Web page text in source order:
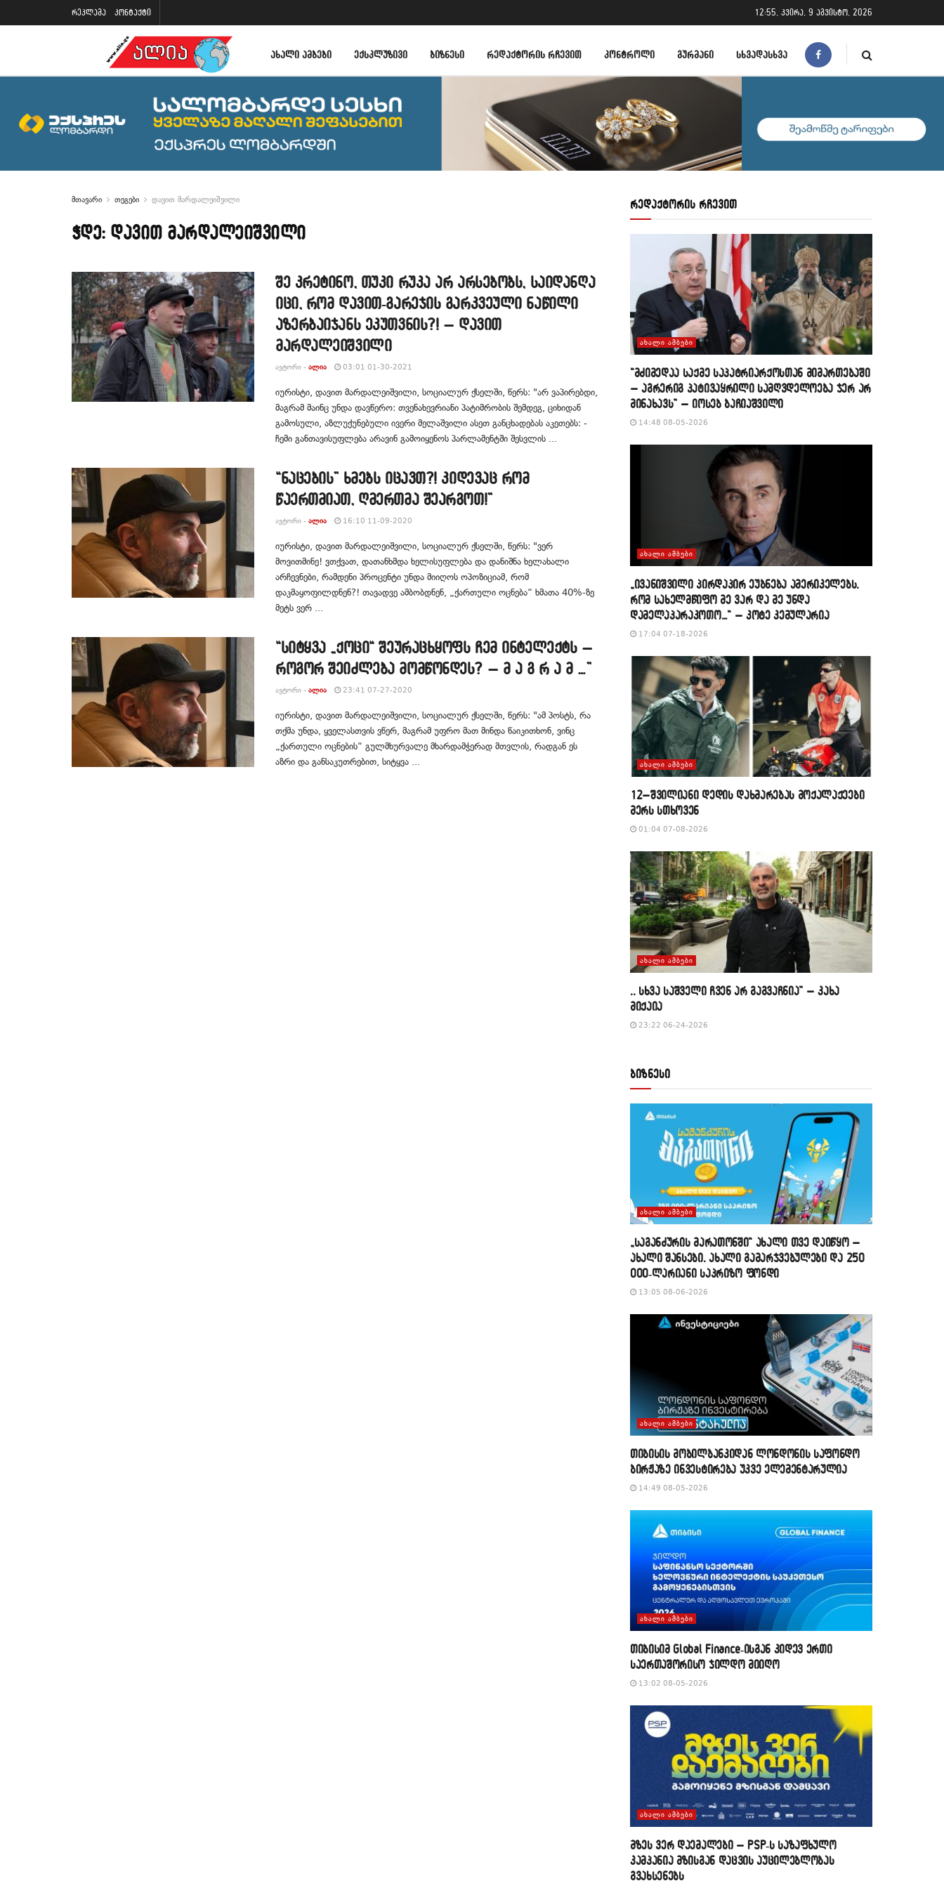
რეკლამა კონტაქტი 12:55, კვირა, 9 აგვისტო, 2026
ᲐᲮᲐᲚᲘ ᲐᲛᲑᲔᲑᲘ ᲔᲥᲡᲙᲚᲣᲖᲘᲕᲘ ᲑᲘᲖᲜᲔᲡᲘ ᲠᲔᲓᲐᲥᲢᲝᲠᲘᲡ ᲠᲩᲔᲕᲘᲗ ᲙᲝᲜᲢᲠᲝᲚᲘ ᲒᲣᲠᲛᲐᲜᲘ ᲡᲮᲕᲐᲓᲐᲡᲮᲕᲐ
მთავარი თეგები დავით მარდალეიშვილი
ჭდე: დავით მარდალეიშვილი
შე კრეტინო, თუკი რუკა არ არსებობს, საიდანღა
იცი, რომ დავით-გარეჯის გარკვეული ნაწილი
აზერბაიჯანს ეკუთვნის?! – დავით
მარდალეიშვილი
ᲐᲕᲢᲝᲠᲘ - ᲐᲚᲘᲐ 03:01 01-30-2021
იურისტი, დავით მარდალეიშვილი, სოციალურ ქსელში, წერს: "არ ვაპირებდი,
მაგრამ მაინც უნდა დავწერო: თვენახევრიანი პატიმრობის შემდეგ, ციხიდან
გამოსული, აზლუქუნებული ივერი მელაშვილი ასეთ განცხადებას აკეთებს: -
ჩემი განთავისუფლება არავინ გამოიყენოს პარლამენტში შესვლის ...
“ნაცების” ხმებს იცავთ?! კიდევაც რომ
წაერთმიათ, ღმერთმა შეარგოთ!”
ᲐᲕᲢᲝᲠᲘ - ᲐᲚᲘᲐ 16:10 11-09-2020
იურისტი, დავით მარდალეიშვილი, სოციალურ ქსელში, წერს: "ვერ
მოვითმინე! ვთქვათ, დათანხმდა ხელისუფლება და დანიშნა ხელახალი
არჩევნები, რამდენი პროცენტი უნდა მიიღოს ოპოზიციამ, რომ
დაკმაყოფილდნენ?! თავადვე ამბობდნენ, „ქართული ოცნება“ ხმათა 40%-ზე
მეტს ვერ ...
“სიტყვა „ქოცი“ შეურაცხყოფს ჩემ ინტელექტს –
როგორ შეიძლება მომწონდეს? – მ ა გ რ ა მ …”
ᲐᲕᲢᲝᲠᲘ - ᲐᲚᲘᲐ 23:41 07-27-2020
იურისტი, დავით მარდალეიშვილი, სოციალურ ქსელში, წერს: "ამ პოსტს, რა
თქმა უნდა, ყველასთვის ვწერ, მაგრამ უფრო მათ მინდა წაიკითხონ, ვინც
„ქართული ოცნების“ გულმხურვალე მხარდამჭერად მთვლის, რადგან ეს
აზრი და განსაკუთრებით, სიტყვა ...
რედაქტორის რჩევით
ᲐᲮᲐᲚᲘ ᲐᲛᲑᲔᲑᲘ
“მძიმედაა საქმე საპატრიარქოსთან მიმართებაში
– აგრერიგ პატივაყრილი სამღვდელოება ჯერ არ
მინახავს” – იოსებ ბაჩიაშვილი
14:48 08-05-2026
ᲐᲮᲐᲚᲘ ᲐᲛᲑᲔᲑᲘ
„ივანიშვილი პირდაპირ ეუბნება ამერიკელებს,
რომ სახელმწიფო მე ვარ და მე უნდა
დამელაპარაკოთო…“ – კოტე კემულარია
17:04 07-18-2026
ᲐᲮᲐᲚᲘ ᲐᲛᲑᲔᲑᲘ
12–შვილიანი დედის დახმარებას მოქალაქეები
მერს სთხოვენ
01:04 07-08-2026
ᲐᲮᲐᲚᲘ ᲐᲛᲑᲔᲑᲘ
,, სხვა საშველი ჩვენ არ გაგვაჩნია” – კახა
მიქაია
23:22 06-24-2026
ბიზნესი
ᲐᲮᲐᲚᲘ ᲐᲛᲑᲔᲑᲘ
„საგანძურის მარათონში“ ახალი თვე დაიწყო –
ახალი შანსები, ახალი გამარჯვებულები და 250
000-ლარიანი საპრიზო ფონდი
13:05 08-06-2026
ᲐᲮᲐᲚᲘ ᲐᲛᲑᲔᲑᲘ
თიბისის მობილბანკიდან ლონდონის საფონდო
ბირჟაზე ინვესტირება უკვე ელემენტარულია
14:49 08-05-2026
ᲐᲮᲐᲚᲘ ᲐᲛᲑᲔᲑᲘ
თიბისიმ Global Finance-ისგან კიდევ ერთი
საერთაშორისო ჯილდო მიიღო
13:02 08-05-2026
ᲐᲮᲐᲚᲘ ᲐᲛᲑᲔᲑᲘ
მზეს ვერ დაემალები – PSP-ს საზაფხულო
კამპანია მზისგან დაცვის აუცილებლობას
გვახსენებს